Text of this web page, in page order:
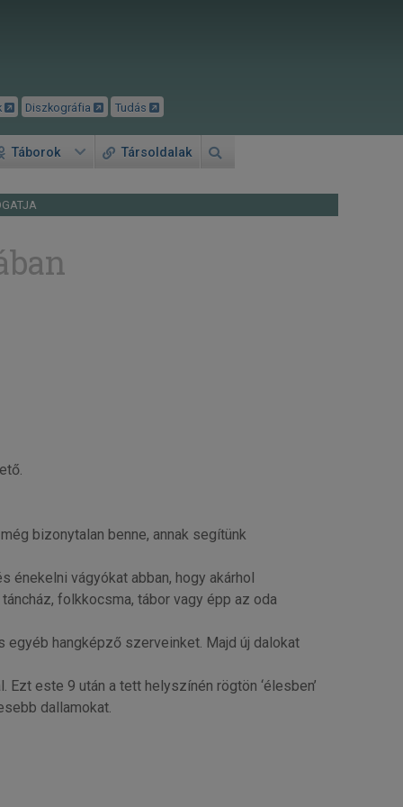
Diszkográfia Tudás
Táborok Társoldalak
bizonytalan benne, annak segítünk
énekelni vágyókat abban, hogy akárhol
folkkocsma, tábor vagy épp az oda
egyéb hangképző szerveinket. Majd új dalokat
este 9 után a tett helyszínén rögtön ‘élesben’
dallamokat.